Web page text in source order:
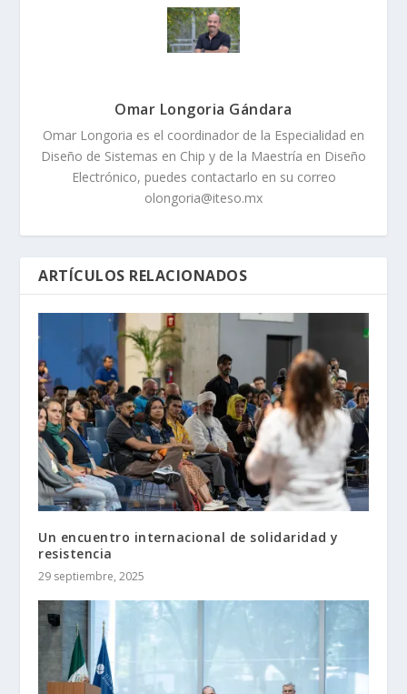
Omar Longoria Gándara
Omar Longoria es el coordinador de la Especialidad en
Diseño de Sistemas en Chip y de la Maestría en Diseño
Electrónico, puedes contactarlo en su correo
olongoria@iteso.mx
ARTÍCULOS RELACIONADOS
Un encuentro internacional de solidaridad y
resistencia
29 septiembre, 2025